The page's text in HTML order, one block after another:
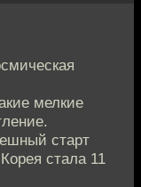
мелкие
старт
стала 11